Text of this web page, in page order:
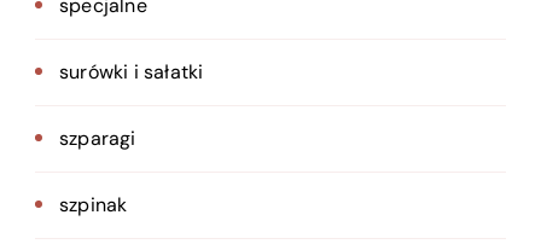
surówki i sałatki
szparagi
szpinak